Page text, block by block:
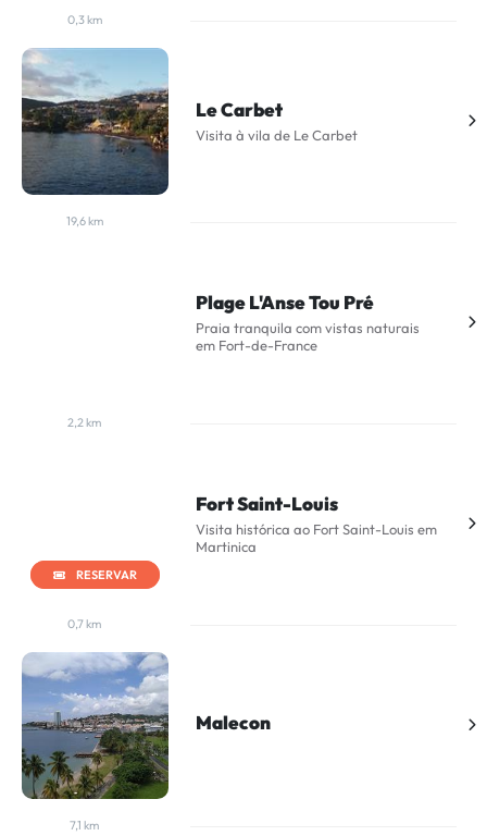
0,3 km
Le Carbet
Visita à vila de Le Carbet
19,6 km
Plage L'Anse Tou Pré
Praia tranquila com vistas naturais
em Fort-de-France
2,2 km
RESERVAR
Fort Saint-Louis
Visita histórica ao Fort Saint-Louis em
Martinica
0,7 km
Malecon
7,1 km